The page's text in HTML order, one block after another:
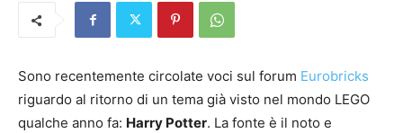
Sono recentemente circolate voci sul forum Eurobricks
riguardo al ritorno di un tema già visto nel mondo LEGO
qualche anno fa: Harry Potter. La fonte è il noto e